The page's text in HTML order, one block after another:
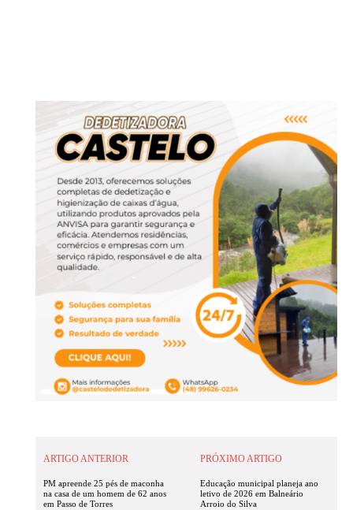
ARTIGO ANTERIOR
PM apreende 25 pés de maconha
na casa de um homem de 62 anos
em Passo de Torres
PRÓXIMO ARTIGO
Educação municipal planeja ano
letivo de 2026 em Balneário
Arroio do Silva